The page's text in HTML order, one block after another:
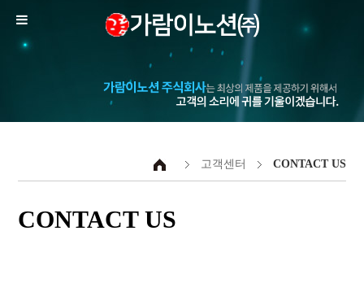
고객센터 CONTACT US
CONTACT US